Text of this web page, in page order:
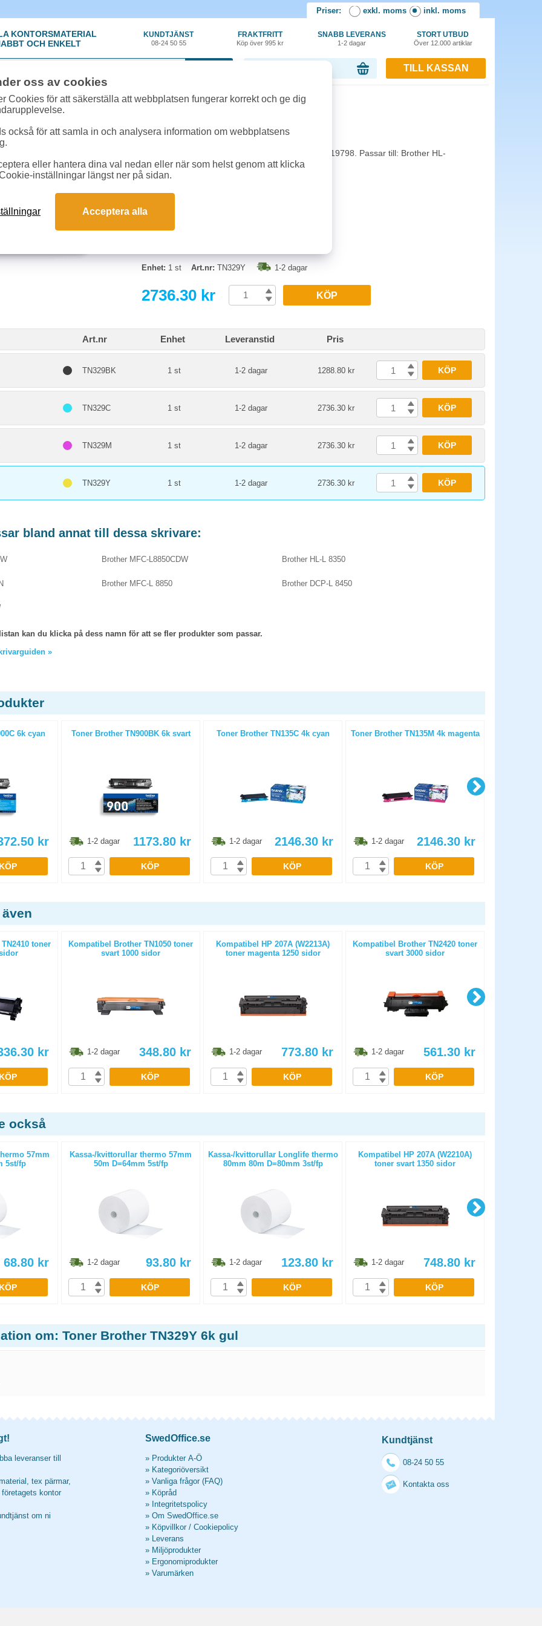
Priser: exkl. moms inkl. moms
KONTORSMATERIAL
OCH ENKELT
KUNDTJÄNST
08-24 50 55
FRAKTFRITT
Köp över 995 kr
SNABB LEVERANS
1-2 dagar
STORT UTBUD
Över 12.000 artiklar
TILL KASSAN
Förbrukning»Toner Brother» Toner Brother TN329Y 6k gul
Toner Brother TN329Y 6k gul
Kapacitet: Ca 6.000 sidor i enlighet med ISO/IEC 19798. Passar till: Brother HL-
L8350CDW / DCP-L8450CDW / MFC-L8850CDW.
Enhet: 1 st Art.nr: TN329Y 1-2 dagar
2736.30 kr KÖP
Art.nr Enhet Leveranstid Pris
TN329BK 1 st 1-2 dagar 1288.80 kr KÖP
TN329C 1 st 1-2 dagar 2736.30 kr KÖP
TN329M 1 st 1-2 dagar 2736.30 kr KÖP
TN329Y 1 st 1-2 dagar 2736.30 kr KÖP
bland annat till dessa skrivare:
Brother MFC-L8850CDW Brother HL-L 8350
Brother MFC-L 8850 Brother DCP-L 8450
kan du klicka på dess namn för att se fler produkter som passar.
»
6k cyan
kr
KÖP
Toner Brother TN900BK 6k svart
1-2 dagar 1173.80 kr
KÖP
Toner Brother TN135C 4k cyan
1-2 dagar 2146.30 kr
KÖP
Toner Brother TN135M 4k magenta
1-2 dagar 2146.30 kr
KÖP
toner
kr
KÖP
Kompatibel Brother TN1050 toner
svart 1000 sidor
1-2 dagar 348.80 kr
KÖP
Kompatibel HP 207A (W2213A)
toner magenta 1250 sidor
1-2 dagar 773.80 kr
KÖP
Kompatibel Brother TN2420 toner
svart 3000 sidor
1-2 dagar 561.30 kr
KÖP
också
57mm
5st/fp
68.80 kr
KÖP
Kassa-/kvittorullar thermo 57mm
50m D=64mm 5st/fp
1-2 dagar 93.80 kr
KÖP
Kassa-/kvittorullar Longlife thermo
80mm 80m D=80mm 3st/fp
1-2 dagar 123.80 kr
KÖP
Kompatibel HP 207A (W2210A)
toner svart 1350 sidor
1-2 dagar 748.80 kr
KÖP
om: Toner Brother TN329Y 6k gul
leveranser till
tex pärmar,
kontor
om ni
SwedOffice.se
» Produkter A-Ö
» Kategoriöversikt
» Vanliga frågor (FAQ)
» Köpråd
» Integritetspolicy
» Om SwedOffice.se
» Köpvillkor / Cookiepolicy
» Leverans
» Miljöprodukter
» Ergonomiprodukter
» Varumärken
Kundtjänst
08-24 50 55
Kontakta oss
oss av cookies
Cookies för att säkerställa att webbplatsen fungerar korrekt och ge dig
också för att samla in och analysera information om webbplatsens
eller hantera dina val nedan eller när som helst genom att klicka
inställningar längst ner på sidan.
Acceptera alla